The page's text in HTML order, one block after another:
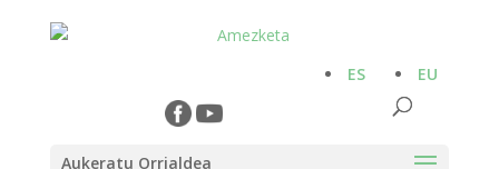
Aukeratu Orrialdea
ES EU